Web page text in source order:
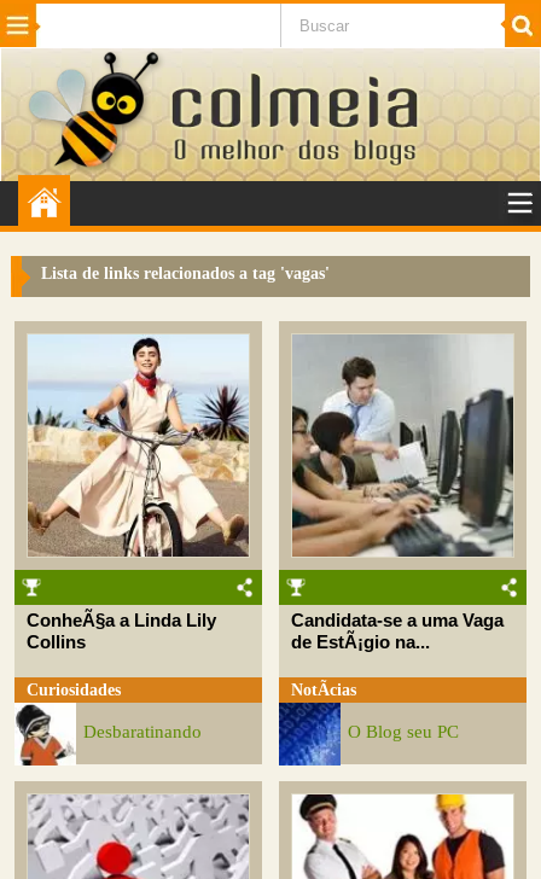
Beleza Cinema e TV
Internet Jogos NotÃ­cias SaÃºde
VeÃ­culos Adulto
Sugerir Link
Colmeia Exchange
Perguntas Frequentes
Sobre
Contato
Lista de links relacionados a tag 'vagas'
ConheÃ§a a Linda Lily
Collins
Curiosidades
Desbaratinando
Candidata-se a uma Vaga
de EstÃ¡gio na...
NotÃ­cias
O Blog seu PC